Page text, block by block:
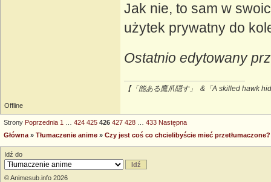
Jak nie, to sam w
użytek prywatny do
Ostatnio edytowany
【「能ある鷹爪隠す」 &「A skilled hawk
Offline
Strony Poprzednia 1 424 425 426 427 428 433 Następna
Główna » Tłumaczenie anime » Czy jest coś co chcielibyście mieć
Idź do
© Animesub.info 2026